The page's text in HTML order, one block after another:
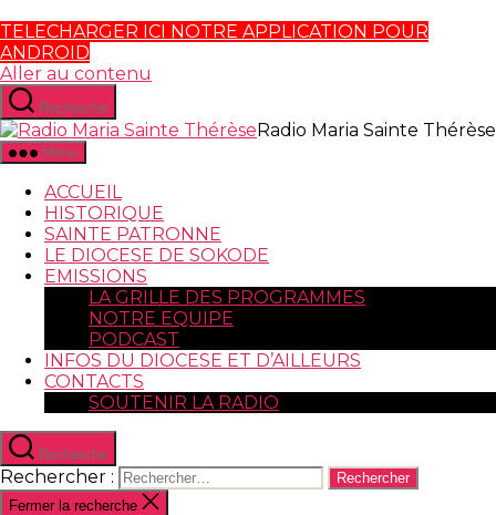
TELECHARGER ICI NOTRE APPLICATION POUR
ANDROID
Aller au contenu
Recherche
Radio Maria Sainte Thérèse
Menu
ACCUEIL
HISTORIQUE
SAINTE PATRONNE
LE DIOCESE DE SOKODE
EMISSIONS
LA GRILLE DES PROGRAMMES
NOTRE EQUIPE
PODCAST
INFOS DU DIOCESE ET D’AILLEURS
CONTACTS
SOUTENIR LA RADIO
Recherche
Rechercher :
Fermer la recherche